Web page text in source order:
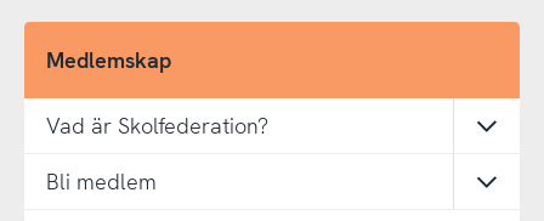
Medlemskap
Vad är Skolfederation?
Bli medlem